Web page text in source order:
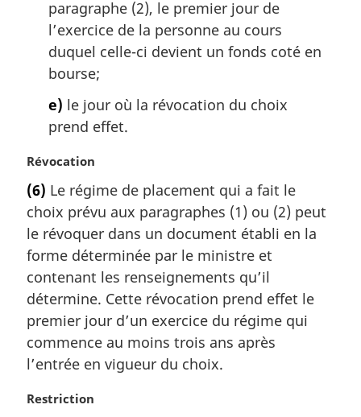
paragraphe (2), le premier jour de
l’exercice de la personne au cours
duquel celle-ci devient un fonds coté en
bourse;
e) le jour où la révocation du choix
prend effet.
N
t
e
m
a
g
i
n
a
l
e
:
Révocation
(6) Le régime de placement qui a fait le
choix prévu aux paragraphes (1) ou (2) peut
le révoquer dans un document établi en la
forme déterminée par le ministre et
contenant les renseignements qu’il
détermine. Cette révocation prend effet le
premier jour d’un exercice du régime qui
commence au moins trois ans après
l’entrée en vigueur du choix.
N
Restriction